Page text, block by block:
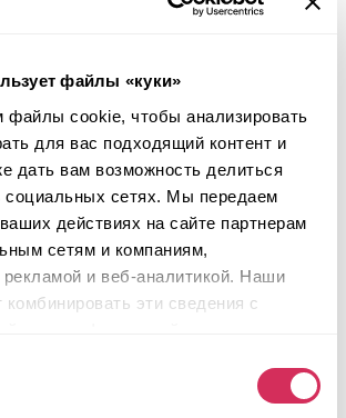
файлы «куки»
cookie, чтобы анализировать
для вас подходящий контент и
дать вам возможность делиться
социальных сетях. Мы передаем
действиях на сайте партнерам
сетям и компаниям,
и веб-аналитикой. Наши
комбинировать эти сведения с
Подобрать похожий
Подробнее